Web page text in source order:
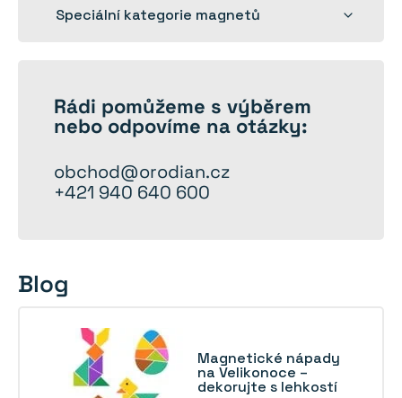
Speciální kategorie magnetů
Rozbalit
Rádi pomůžeme s výběrem
nebo odpovíme na otázky:
obchod@orodian.cz
+421 940 640 600
Blog
Magnetické nápady
na Velikonoce –
dekorujte s lehkostí